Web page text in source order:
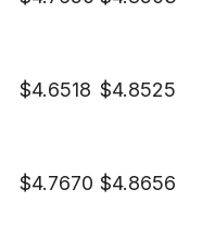
$4.6518 $4.8525
$4.7670 $4.8656